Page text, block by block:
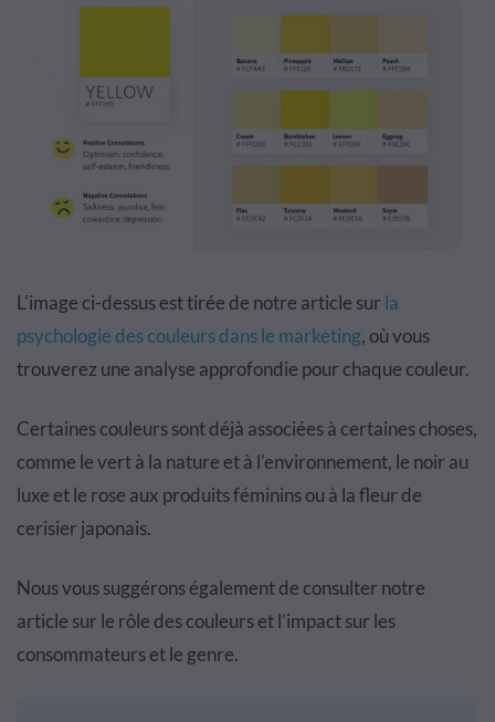
L'image ci-dessus est tirée de notre article sur la
psychologie des couleurs dans le marketing, où vous
trouverez une analyse approfondie pour chaque couleur.
Certaines couleurs sont déjà associées à certaines choses,
comme le vert à la nature et à l'environnement, le noir au
luxe et le rose aux produits féminins ou à la fleur de
cerisier japonais.
Nous vous suggérons également de consulter notre
article sur le rôle des couleurs et l’impact sur les
consommateurs et le genre.